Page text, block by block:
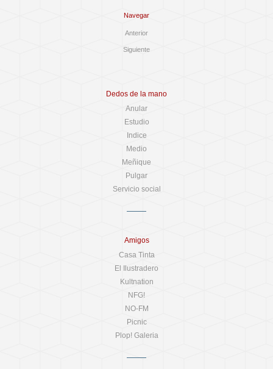
Navegar
Anterior
Siguiente
Dedos de la mano
Anular
Estudio
Indice
Medio
Meñique
Pulgar
Servicio social
Amigos
Casa Tinta
El Ilustradero
Kultnation
NFG!
NO-FM
Picnic
Plop! Galeria